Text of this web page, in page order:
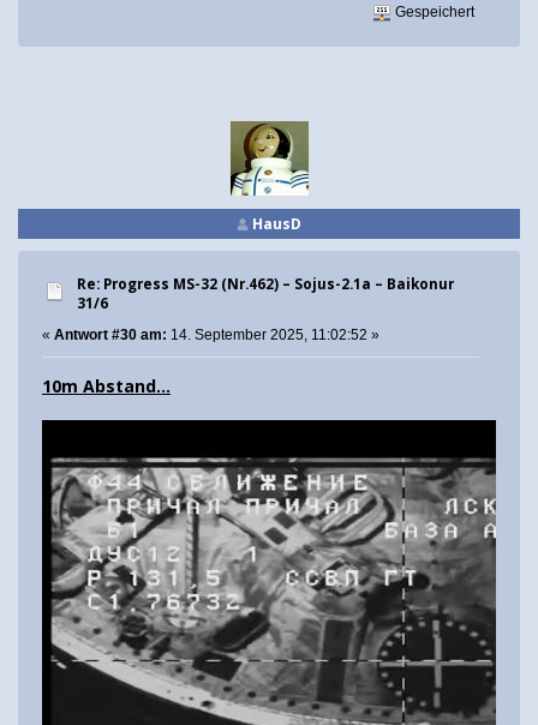
Gespeichert
HausD
Re: Progress MS-32 (Nr.462) – Sojus-2.1а – Baikonur
31/6
« Antwort #30 am: 14. September 2025, 11:02:52 »
10m Abstand...